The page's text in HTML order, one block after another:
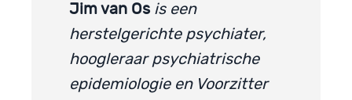
Jim van Os is een
herstelgerichte psychiater,
hoogleraar psychiatrische
epidemiologie en Voorzitter